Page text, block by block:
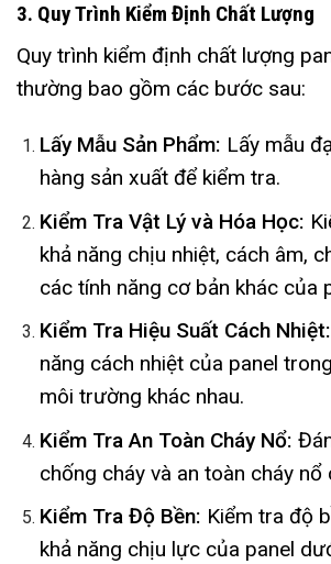
3. Quy Trình Kiểm Định Chất Lượng
Quy trình kiểm định chất lượng
thường bao gồm các bước sau:
Lấy Mẫu Sản Phẩm: Lấy mẫu
hàng sản xuất để kiểm tra.
Kiểm Tra Vật Lý và Hóa Học:
khả năng chịu nhiệt, cách âm,
các tính năng cơ bản khác của
Kiểm Tra Hiệu Suất Cách Nhiệt:
năng cách nhiệt của panel
môi trường khác nhau.
Kiểm Tra An Toàn Cháy Nổ:
chống cháy và an toàn cháy nổ
Kiểm Tra Độ Bền: Kiểm tra độ
khả năng chịu lực của panel